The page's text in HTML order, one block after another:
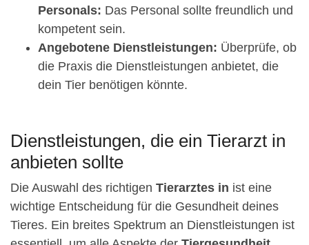
Personals: Das Personal sollte freundlich und
kompetent sein.
Angebotene Dienstleistungen: Überprüfe, ob
die Praxis die Dienstleistungen anbietet, die
dein Tier benötigen könnte.
Dienstleistungen, die ein Tierarzt in
anbieten sollte
Die Auswahl des richtigen Tierarztes in ist eine
wichtige Entscheidung für die Gesundheit deines
Tieres. Ein breites Spektrum an Dienstleistungen ist